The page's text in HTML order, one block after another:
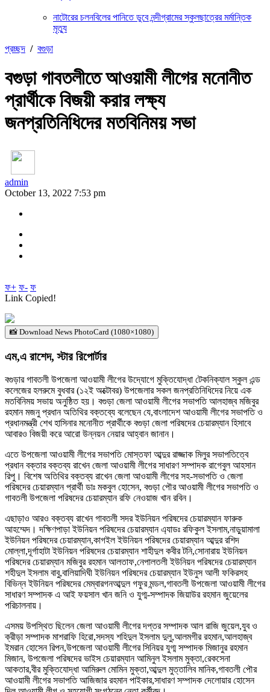
নাটোরের চলনবিলের পানিতে ডুবে নন্দীগ্রামের স্কুলছাত্রের মর্মান্তিক
মৃত্যু
প্রচ্ছদ / বগুড়া
বগুড়া গাবতলীতে আওয়ামী লীগের মনোনীত
প্রার্থীকে বিজয়ী করার লক্ষ্য
জনপ্রতিনিধিদের মতবিনিময় সভা
admin
October 13, 2022 7:53 pm
ফ+ ফ- ফ
Link Copied!
📸 Download News PhotoCard (1080×1080)
এম,এ রাশেদ, স্টার রিপোর্টার
বগুড়ার গাবতলী উপজেলা আওয়ামী লীগের উদ্যোগে মুক্তিযোদ্ধা টেকনিক্যাল স্কুল এন্ড
কলেজের হলরুমে বুধবার (১২ই অক্টোবর) উপজেলার সকল জনপ্রতিনিধিদের নিয়ে এক
মতবিনিময় সভায় অনুষ্ঠিত হয়। বগুড়া জেলা আওয়ামী লীগের সভাপতি আলহাজ্ব মজিবুর
রহমান মজনু প্রধান অতিথির বক্তব্যে বলেছেন যে,বাংলাদেশ আওয়ামী লীগের সভাপতি ও
প্রধানমন্ত্রী শেখ হাসিনার মনোনীত প্রার্থীকে বগুড়া জেলা পরিষদের চেয়ারম্যান হিসাবে
আবারও বিজয়ী করে আরো উন্নয়ন নেয়ার আহ্বান জানান।
এতে উপজেলা আওয়ামী লীগের সভাপতি মোস্তফা আব্দুর রাজ্জাক মিলুর সভাপতিত্বে
প্রধান বক্তার বক্তব্য রাখেন জেলা আওয়ামী লীগের সাধারণ সম্পাদক রাগেবুল আহসান
রিপু। বিশেষ অতিথির বক্তব্য রাখেন জেলা আওয়ামী লীগের সহ-সভাপতি ও জেলা
পরিষদের চেয়ারম্যান প্রার্থী ডাঃ মকবুল হোসেন, বগুড়া পৌর আওয়ামী লীগের সভাপতি ও
গাবতলী উপজেলা পরিষদের চেয়ারম্যান রফি নেওয়াজ খান রবিন।
এছাড়াও আরও বক্তব্য রাখেন গাবতলী সদর ইউনিয়ন পরিষদের চেয়ারম্যান ফারুক
আহম্মেদ। দক্ষিণপাড়া ইউনিয়ন পরিষদের চেয়ারম্যান এ্যাডঃ রফিকুল ইসলাম,নাড়ুয়ামালা
ইউনিয়ন পরিষদের চেয়ারম্যান,কাগইল ইউনিয়ন পরিষদের চেয়ারম্যান আব্দুর রশিদ
মোল্লা,দূর্গাহাটা ইউনিয়ন পরিষদের চেয়ারম্যান শাহীদুল কবীর টনি,সোনারায় ইউনিয়ন
পরিষদের চেয়ারম্যান মজিবুর রহমান আলতাফ,নেপালতলী ইউনিয়ন পরিষদের চেয়ারম্যান
শহীদুল ইসলাম বাবু,বালিয়াদিঘী ইউনিয়ন পরিষদের চেয়ারম্যান ইউনুস আলী ফকিরসহ
বিভিন্ন ইউনিয়ন পরিষদের মেম্বারগনআব্দুল গফুর মন্ডল,গাবতলী উপজেলা আওয়ামী লীগের
সাধারণ সম্পাদক এ আই ফয়সাল খান জনি ও যুগ্ম-সম্পাদক জিয়াউর রহমান জুয়েলের
পরিচালনায়।
এসময় উপস্থিত ছিলেন জেলা আওয়ামী লীগের দপ্তর সম্পাদক আল রাজি জুয়েল,যুব ও
ক্রীড়া সম্পাদক মাশরাফি হিরো,সদস্য শহিদুল ইসলাম দুলু,আলমগীর রহমান,আলহাজ্ব
ইমরান হোসেন রিপন,উপজেলা আওয়ামী লীগের সিনিয়র যুগ্ম সম্পাদক মিজানুর রহমান
মিজান, উপজেলা পরিষদের ভাইস চেয়ারম্যান আমিনুল ইসলাম মুক্তা,রেকসেনা
আকতার,বীর মুক্তিযোদ্ধা আমিরুল মোমিন মুক্তা,আব্দুল মুত্তালিব মানিক,গাবতলী পৌর
আওয়ামী লীগের সভাপতি আজিজার রহমান পাইকার,সাধারণ সম্পাদক দেলোয়ার হোসেন